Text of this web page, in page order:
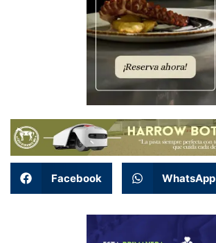
Facebook WhatsApp